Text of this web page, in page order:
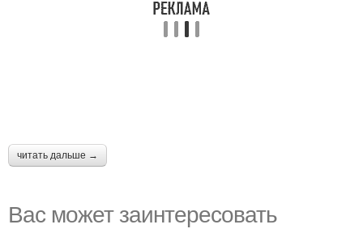
читать дальше →
Вас может заинтересовать